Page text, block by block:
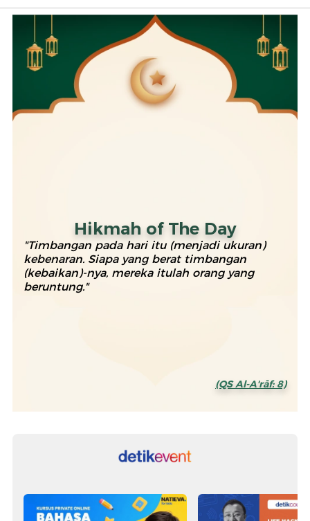
Hikmah of The Day
"Timbangan pada hari itu (menjadi ukuran)
kebenaran. Siapa yang berat timbangan
(kebaikan)-nya, mereka itulah orang yang
beruntung."
(QS Al-A'rāf: 8)